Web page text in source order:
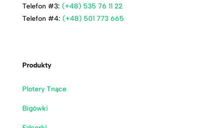
Telefon #3: (+48) 535 76 11 22
Telefon #4: (+48) 501 773 665
Produkty
Plotery Tnące
Bigówki